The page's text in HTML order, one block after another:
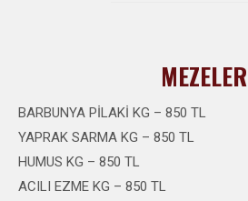
MEZELER
BARBUNYA PİLAKİ KG – 850 TL
YAPRAK SARMA KG – 850 TL
HUMUS KG – 850 TL
ACILI EZME KG – 850 TL